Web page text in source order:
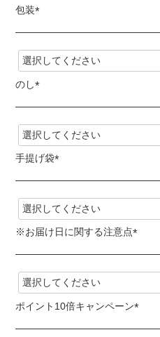
包装
(
必
須
)
のし
(
須
)
手提げ袋
(
須
)
※お届け日に関する注意点
(
必
)
ポイント10倍キャンペーン
(